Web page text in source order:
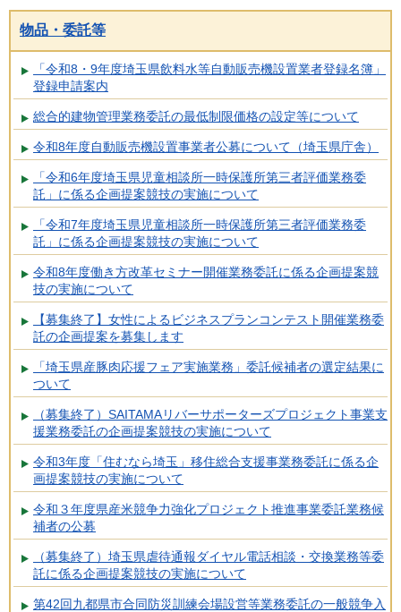
物品・委託等
「令和8・9年度埼玉県飲料水等自動販売機設置業者登録名簿」
登録申請案内
総合的建物管理業務委託の最低制限価格の設定等について
令和8年度自動販売機設置事業者公募について（埼玉県庁舎）
「令和6年度埼玉県児童相談所一時保護所第三者評価業務委
託」に係る企画提案競技の実施について
「令和7年度埼玉県児童相談所一時保護所第三者評価業務委
託」に係る企画提案競技の実施について
令和8年度働き方改革セミナー開催業務委託に係る企画提案競
技の実施について
【募集終了】女性によるビジネスプランコンテスト開催業務委
託の企画提案を募集します
「埼玉県産豚肉応援フェア実施業務」委託候補者の選定結果に
ついて
（募集終了）SAITAMAリバーサポーターズプロジェクト事業支
援業務委託の企画提案競技の実施について
令和3年度「住むなら埼玉」移住総合支援事業務委託に係る企
画提案競技の実施について
令和３年度県産米競争力強化プロジェクト推進事業委託業務候
補者の公募
（募集終了）埼玉県虐待通報ダイヤル電話相談・交換業務等委
託に係る企画提案競技の実施について
第42回九都県市合同防災訓練会場設営等業務委託の一般競争入